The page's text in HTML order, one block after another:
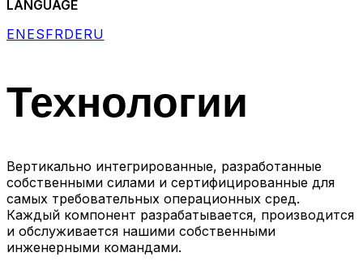
LANGUAGE
ENESFRDERU
Технологии
Вертикально интегрированные, разработанные
собственными силами и сертифицированные для
самых требовательных операционных сред.
Каждый компонент разрабатывается, производится
и обслуживается нашими собственными
инженерными командами.